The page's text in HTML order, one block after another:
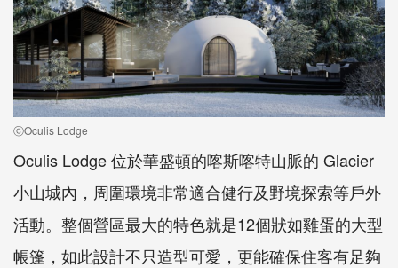
ⓒOculis Lodge
Oculis Lodge 位於華盛頓的喀斯喀特山脈的 Glacier
小山城內，周圍環境非常適合健行及野境探索等戶外
活動。整個營區最大的特色就是12個狀如雞蛋的大型
帳篷，如此設計不只造型可愛，更能確保住客有足夠